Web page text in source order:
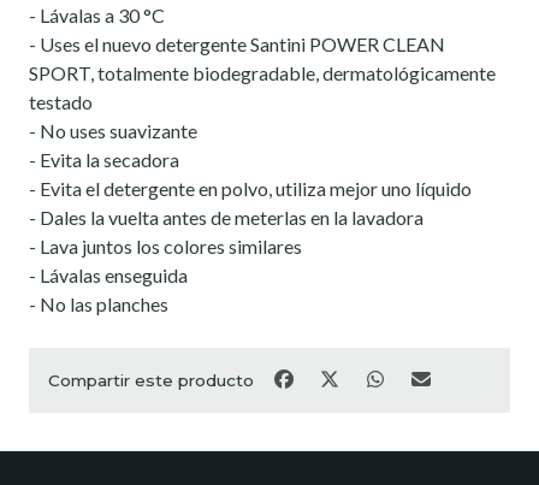
- Lávalas a 30 °C
- Uses el nuevo detergente Santini POWER CLEAN
SPORT, totalmente biodegradable, dermatológicamente
testado
- No uses suavizante
- Evita la secadora
- Evita el detergente en polvo, utiliza mejor uno líquido
- Dales la vuelta antes de meterlas en la lavadora
- Lava juntos los colores similares
- Lávalas enseguida
- No las planches
Compartir este producto